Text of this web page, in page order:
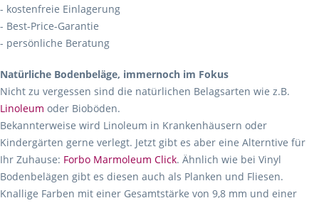
- kostenfreie Einlagerung
- Best-Price-Garantie
- persönliche Beratung
Natürliche Bodenbeläge, immernoch im Fokus
Nicht zu vergessen sind die natürlichen Belagsarten wie z.B.
Linoleum oder Bioböden.
Bekannterweise wird Linoleum in Krankenhäusern oder
Kindergärten gerne verlegt. Jetzt gibt es aber eine Alterntive für
Ihr Zuhause: Forbo Marmoleum Click. Ähnlich wie bei Vinyl
Bodenbelägen gibt es diesen auch als Planken und Fliesen.
Knallige Farben mit einer Gesamtstärke von 9,8 mm und einer